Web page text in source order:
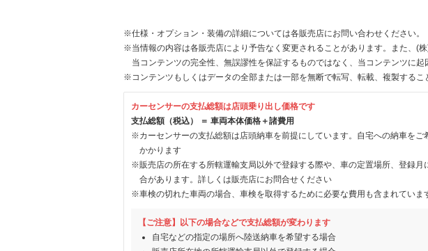
※仕様・オプション・装備の詳細については各販売店にお問い合わせください。
※当情報の内容は各販売店により予告なく変更されることがあります。また、(
当コンテンツの完全性、無誤謬性を保証するものではなく、当コンテンツに起
※コンテンツもしくはデータの全部または一部を無断で転写、転載、複製するこ
カーセンサーの支払総額は店頭乗り出し価格です
支払総額（税込） ＝ 車両本体価格＋諸費用
※カーセンサーの支払総額は店頭納車を前提にしています。自宅への納車をご
かかります
※販売店の所在する所轄運輸支局以外で登録する際や、車の定置場所、登録月
合があります。詳しくは販売店にお問合せください
※車検の切れた車両の場合、車検を取得するために必要な費用も含まれていま
【ご注意】以下の場合などで支払総額が変わります
自宅などの指定の場所へ陸送納車を希望する場合